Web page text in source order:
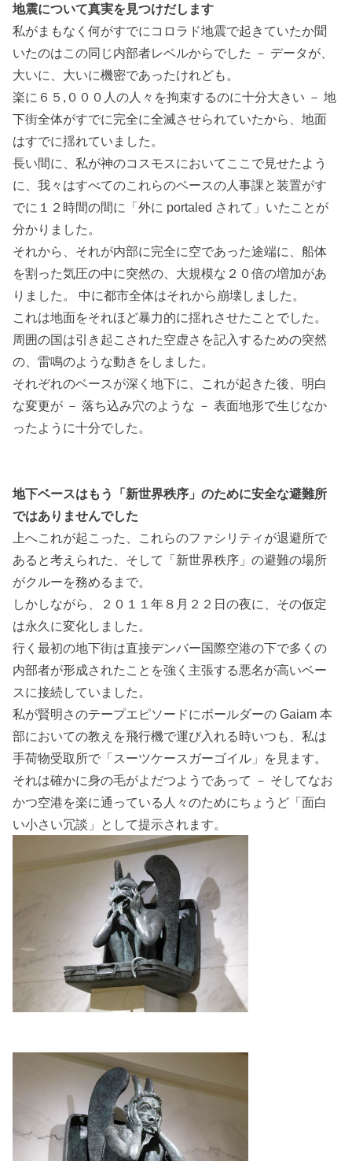
地震について真実を見つけだします
私がまもなく何がすでにコロラド地震で起きていたか聞
いたのはこの同じ内部者レベルからでした － データが、
大いに、大いに機密であったけれども。
楽に６５,０００人の人々を拘束するのに十分大きい － 地
下街全体がすでに完全に全滅させられていたから、地面
はすでに揺れていました。
長い間に、私が神のコスモスにおいてここで見せたよう
に、我々はすべてのこれらのベースの人事課と装置がす
でに１２時間の間に「外に portaled されて」いたことが
分かりました。
それから、それが内部に完全に空であった途端に、船体
を割った気圧の中に突然の、大規模な２０倍の増加があ
りました。 中に都市全体はそれから崩壊しました。
これは地面をそれほど暴力的に揺れさせたことでした。
周囲の国は引き起こされた空虚さを記入するための突然
の、雷鳴のような動きをしました。
それぞれのベースが深く地下に、これが起きた後、明白
な変更が － 落ち込み穴のような － 表面地形で生じなか
ったように十分でした。
地下ベースはもう「新世界秩序」のために安全な避難所
ではありませんでした
上へこれが起こった、これらのファシリティが退避所で
あると考えられた、そして「新世界秩序」の避難の場所
がクルーを務めるまで。
しかしながら、２０１１年８月２２日の夜に、その仮定
は永久に変化しました。
行く最初の地下街は直接デンバー国際空港の下で多くの
内部者が形成されたことを強く主張する悪名が高いベー
スに接続していました。
私が賢明さのテープエピソードにボールダーの Gaiam 本
部においての教えを飛行機で運び入れる時いつも、私は
手荷物受取所で「スーツケースガーゴイル」を見ます。
それは確かに身の毛がよだつようであって － そしてなお
かつ空港を楽に通っている人々のためにちょうど「面白
い小さい冗談」として提示されます。